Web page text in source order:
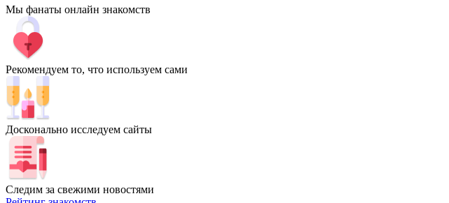
Мы фанаты онлайн знакомств
Рекомендуем то, что используем сами
Досконально исследуем сайты
Следим за свежими новостями